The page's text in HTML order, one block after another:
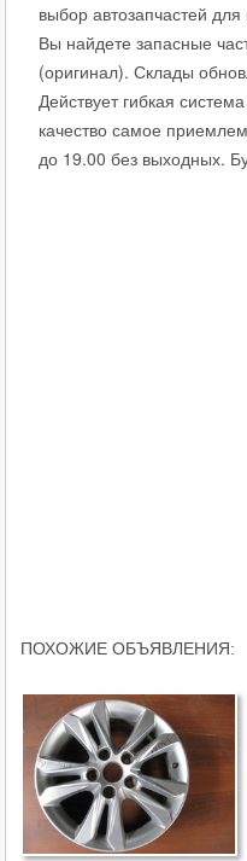
выбор автозапчастей
Вы найдете запасные
(оригинал). Склады
Действует гибкая
качество самое
до 19.00 без выходных.
ПОХОЖИЕ ОБЪЯВЛЕНИЯ: